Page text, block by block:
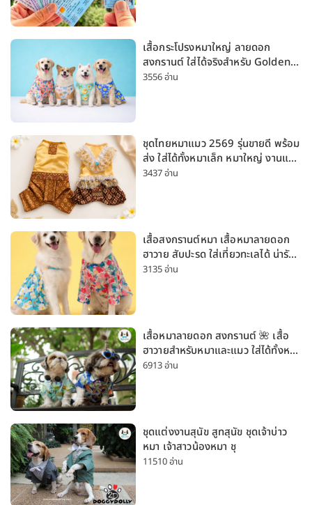
เสื้อกระโปรงหมาใหญ่ ลายดอก
สงกรานต์ ใส่ได้จริงสำหรับ Golden
Husky Labrador [อัปเดต 2026]
3556 อ่าน
ชุดไทยหมาแมว 2569 รุ่นขายดี พร้อม
ส่ง ใส่ได้ทั้งหมาเล็ก หมาใหญ่ งานแต่ง
สงกรานต์ ลอยกระทง
3437 อ่าน
เสื้อสงกรานต์หมา เสื้อหมาลายดอก
ฮาวาย สับปะรด ใส่เที่ยวทะเลได้ น่ารัก
ใส่ได้ทั้งหมาเล็กและหมาใหญ่
3135 อ่าน
เสื้อหมาลายดอก สงกรานต์ 🌺 เสื้อ
ฮาวายสำหรับหมาและแมว ใส่ได้ทั้งหมา
เล็กและหมาใหญ่ ใส่เที่ยวทะเลน่ารัก
6913 อ่าน
ชุดแต่งงานสุนัข สูทสุนัข ชุดเจ้าบ่าว
หมา เจ้าสาวน้องหมา ชุ
11510 อ่าน